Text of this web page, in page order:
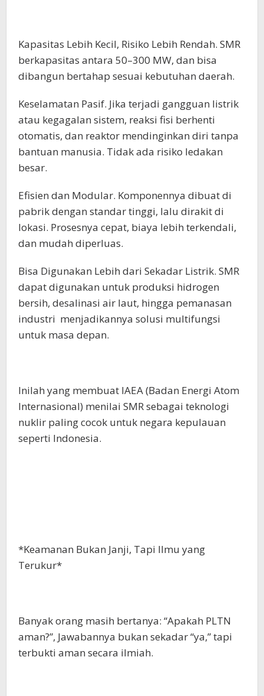
Kapasitas Lebih Kecil, Risiko Lebih Rendah. SMR
berkapasitas antara 50–300 MW, dan bisa
dibangun bertahap sesuai kebutuhan daerah.
Keselamatan Pasif. Jika terjadi gangguan listrik
atau kegagalan sistem, reaksi fisi berhenti
otomatis, dan reaktor mendinginkan diri tanpa
bantuan manusia. Tidak ada risiko ledakan
besar.
Efisien dan Modular. Komponennya dibuat di
pabrik dengan standar tinggi, lalu dirakit di
lokasi. Prosesnya cepat, biaya lebih terkendali,
dan mudah diperluas.
Bisa Digunakan Lebih dari Sekadar Listrik. SMR
dapat digunakan untuk produksi hidrogen
bersih, desalinasi air laut, hingga pemanasan
industri menjadikannya solusi multifungsi
untuk masa depan.
Inilah yang membuat IAEA (Badan Energi Atom
Internasional) menilai SMR sebagai teknologi
nuklir paling cocok untuk negara kepulauan
seperti Indonesia.
*Keamanan Bukan Janji, Tapi Ilmu yang
Terukur*
Banyak orang masih bertanya: “Apakah PLTN
aman?”, Jawabannya bukan sekadar “ya,” tapi
terbukti aman secara ilmiah.